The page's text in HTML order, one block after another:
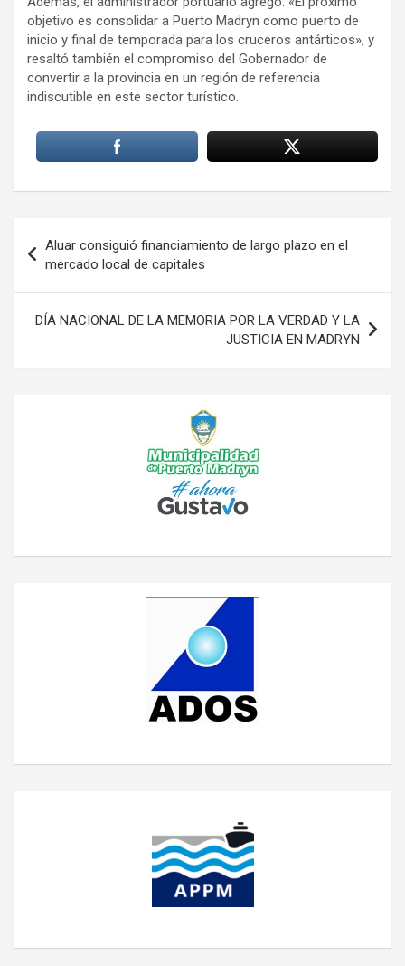
objetivo es consolidar a Puerto Madryn como puerto de
inicio y final de temporada para los cruceros antárticos», y
resaltó también el compromiso del Gobernador de
convertir a la provincia en un región de referencia
indiscutible en este sector turístico.
de
entradas
Aluar consiguió financiamiento de largo plazo en el
mercado local de capitales
DÍA NACIONAL DE LA MEMORIA POR LA VERDAD Y LA
JUSTICIA EN MADRYN